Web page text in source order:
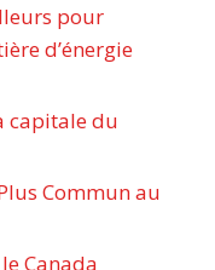
pour
d’énergie
capitale du
Commun au
Canada